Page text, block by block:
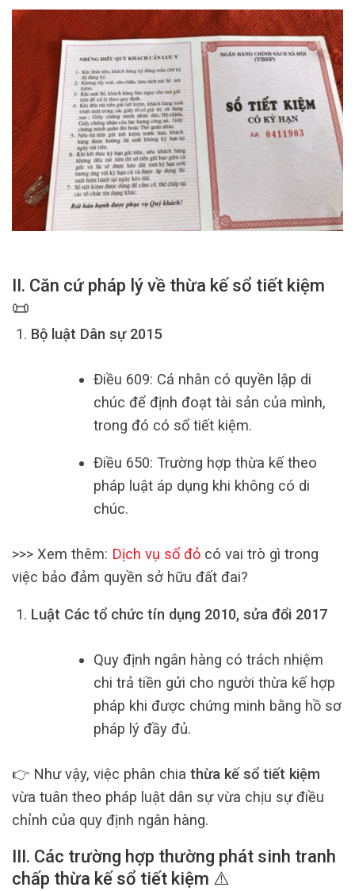
II. Căn cứ pháp lý về thừa kế sổ tiết kiệm
📜
Bộ luật Dân sự 2015
Điều 609: Cá nhân có quyền lập di
chúc để định đoạt tài sản của mình,
trong đó có sổ tiết kiệm.
Điều 650: Trường hợp thừa kế theo
pháp luật áp dụng khi không có di
chúc.
>>> Xem thêm: Dịch vụ sổ đỏ có vai trò gì trong
việc bảo đảm quyền sở hữu đất đai?
Luật Các tổ chức tín dụng 2010, sửa đổi 2017
Quy định ngân hàng có trách nhiệm
chi trả tiền gửi cho người thừa kế hợp
pháp khi được chứng minh bằng hồ sơ
pháp lý đầy đủ.
👉 Như vậy, việc phân chia thừa kế sổ tiết kiệm
vừa tuân theo pháp luật dân sự vừa chịu sự điều
chỉnh của quy định ngân hàng.
III. Các trường hợp thường phát sinh tranh
chấp thừa kế sổ tiết kiệm ⚠️